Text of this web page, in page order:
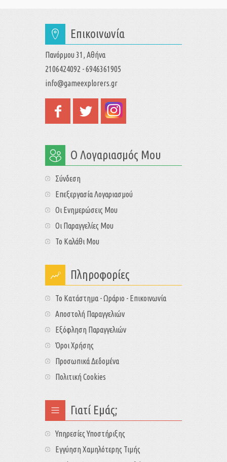
Επικοινωνία
Πανόρμου 31, Αθήνα
2106424092 - 6946361905
info@gameexplorers.gr
Ο Λογαριασμός Μου
Σύνδεση
Επεξεργασία Λογαριασμού
Οι Ενημερώσεις Μου
Οι Παραγγελίες Μου
Το Καλάθι Μου
Πληροφορίες
Το Κατάστημα - Ωράριο - Επικοινωνία
Αποστολή Παραγγελιών
Εξόφληση Παραγγελιών
Όροι Χρήσης
Προσωπικά Δεδομένα
Πολιτική Cookies
Γιατί Εμάς;
Υπηρεσίες Υποστήριξης
Εγγύηση Χαμηλότερης Τιμής